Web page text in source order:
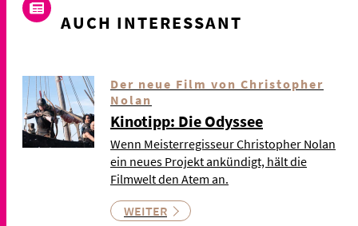
AUCH INTERESSANT
Der neue Film von Christopher
Nolan
Kinotipp: Die Odyssee
Wenn Meisterregisseur Christopher Nolan
ein neues Projekt ankündigt, hält die
Filmwelt den Atem an.
WEITER